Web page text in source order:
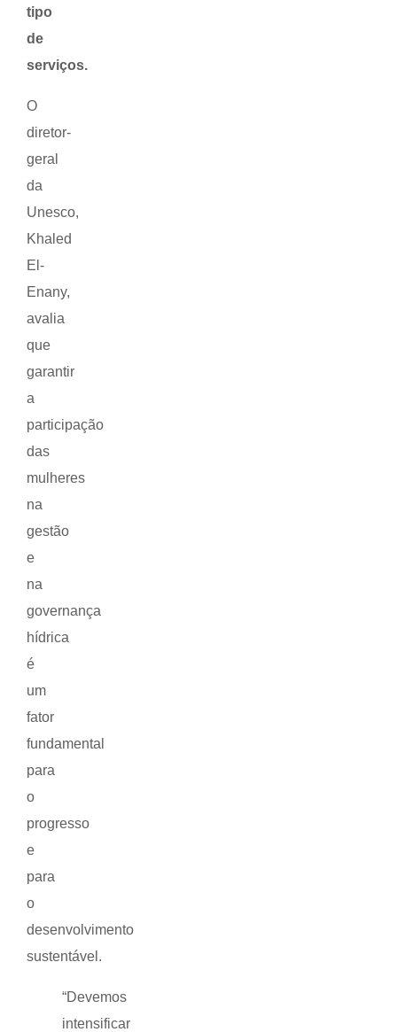
tipo
de
serviços.
O
diretor-
geral
da
Unesco,
Khaled
El-
Enany,
avalia
que
garantir
a
participação
das
mulheres
na
gestão
e
na
governança
hídrica
é
um
fator
fundamental
para
o
progresso
e
para
o
desenvolvimento
sustentável.
“Devemos
intensificar